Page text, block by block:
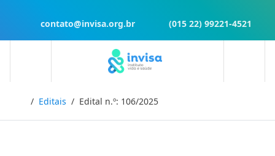
contato@invisa.org.br (015 22) 99221-4521
InícioEditais Edital n.º: 106/2025